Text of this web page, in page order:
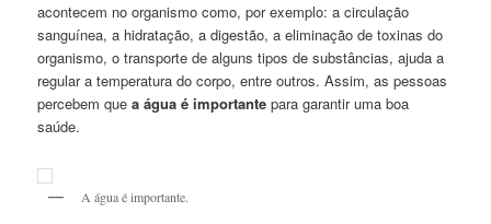
acontecem no organismo como, por exemplo: a circulação
sanguínea, a hidratação, a digestão, a eliminação de toxinas do
organismo, o transporte de alguns tipos de substâncias, ajuda a
regular a temperatura do corpo, entre outros. Assim, as pessoas
percebem quea água é importante para garantir uma boa
saúde.
A água é importante.